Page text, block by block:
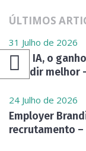
ÚLTIMOS
31 Julho de 2026
Com IA, o
decidir melhor
24 Julho de 2026
Employer
recrutamento –